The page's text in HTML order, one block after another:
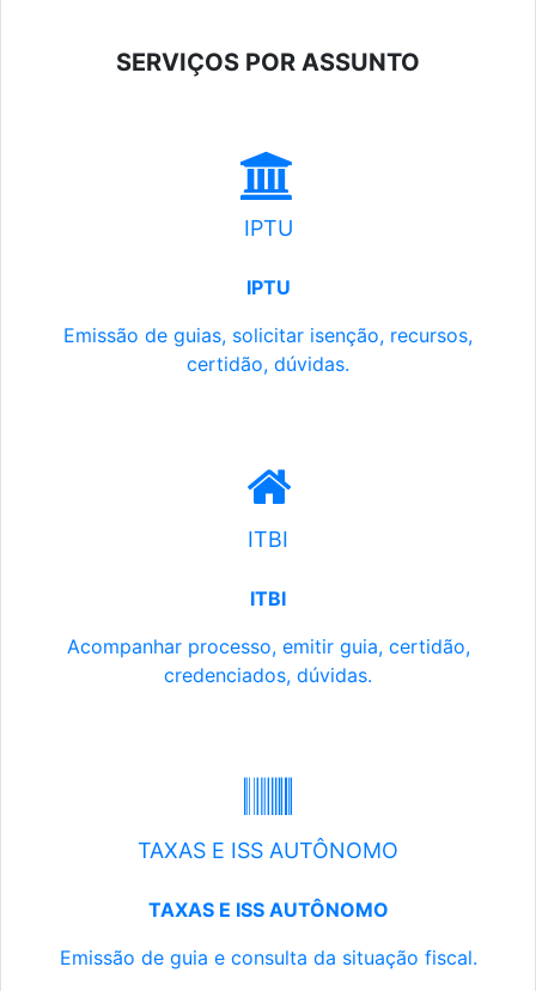
SERVIÇOS POR ASSUNTO
IPTU
IPTU
Emissão de guias, solicitar isenção, recursos,
certidão, dúvidas.
ITBI
ITBI
Acompanhar processo, emitir guia, certidão,
credenciados, dúvidas.
TAXAS E ISS AUTÔNOMO
TAXAS E ISS AUTÔNOMO
Emissão de guia e consulta da situação fiscal.